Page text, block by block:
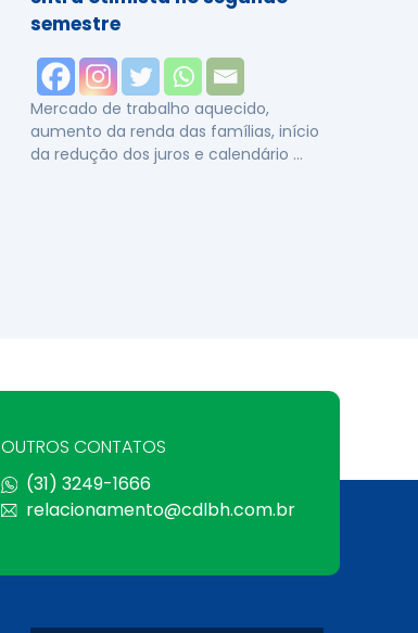
semestre
Mercado de trabalho aquecido,
aumento da renda das famílias, início
da redução dos juros e calendário …
OUTROS CONTATOS
(31) 3249-1666
relacionamento@cdlbh.com.br